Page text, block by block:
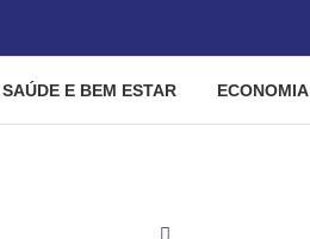
SAÚDE E BEM ESTAR ECONOMIA